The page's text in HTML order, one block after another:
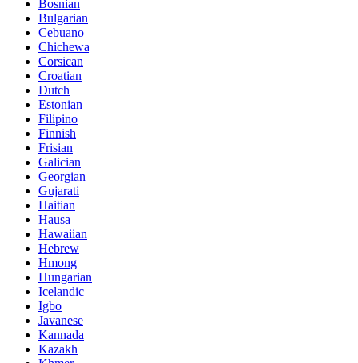
Bosnian
Bulgarian
Cebuano
Chichewa
Corsican
Croatian
Dutch
Estonian
Filipino
Finnish
Frisian
Galician
Georgian
Gujarati
Haitian
Hausa
Hawaiian
Hebrew
Hmong
Hungarian
Icelandic
Igbo
Javanese
Kannada
Kazakh